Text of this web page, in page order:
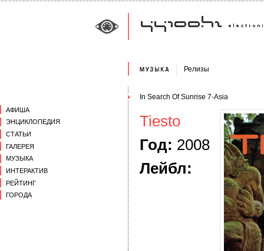
АФИША
ЭНЦИКЛОПЕДИЯ
СТАТЬИ
ГАЛЕРЕЯ
МУЗЫКА
ИНТЕРАКТИВ
РЕЙТИНГ
ГОРОДА
Релизы
In Search Of Sunrise 7-Asia
Tiesto
Год: 2008
Лейбл: